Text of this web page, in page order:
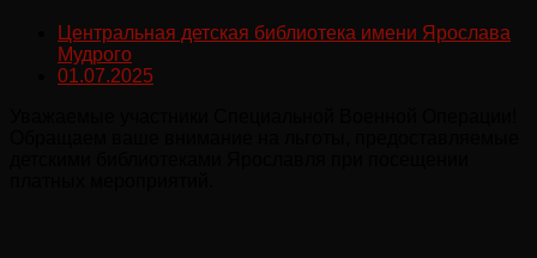
Центральная детская библиотека имени Ярослава
Мудрого
01.07.2025